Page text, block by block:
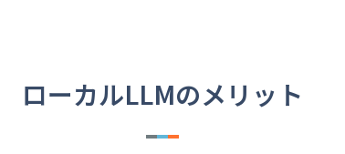
ローカルLLMのメリット